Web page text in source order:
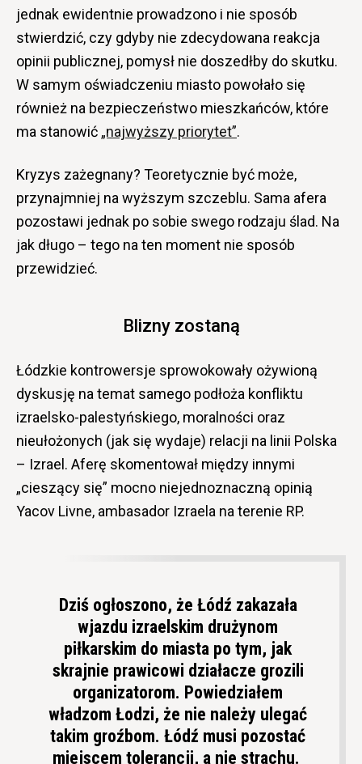
jednak ewidentnie prowadzono i nie sposób
stwierdzić, czy gdyby nie zdecydowana reakcja
opinii publicznej, pomysł nie doszedłby do skutku.
W samym oświadczeniu miasto powołało się
również na bezpieczeństwo mieszkańców, które
ma stanowić „najwyższy priorytet”.
Kryzys zażegnany? Teoretycznie być może,
przynajmniej na wyższym szczeblu. Sama afera
pozostawi jednak po sobie swego rodzaju ślad. Na
jak długo – tego na ten moment nie sposób
przewidzieć.
Blizny zostaną
Łódzkie kontrowersje sprowokowały ożywioną
dyskusję na temat samego podłoża konfliktu
izraelsko-palestyńskiego, moralności oraz
nieułożonych (jak się wydaje) relacji na linii Polska
– Izrael. Aferę skomentował między innymi
„cieszący się” mocno niejednoznaczną opinią
Yacov Livne, ambasador Izraela na terenie RP.
Dziś ogłoszono, że Łódź zakazała
wjazdu izraelskim drużynom
piłkarskim do miasta po tym, jak
skrajnie prawicowi działacze grozili
organizatorom. Powiedziałem
władzom Łodzi, że nie należy ulegać
takim groźbom. Łódź musi pozostać
miejscem tolerancji, a nie strachu.